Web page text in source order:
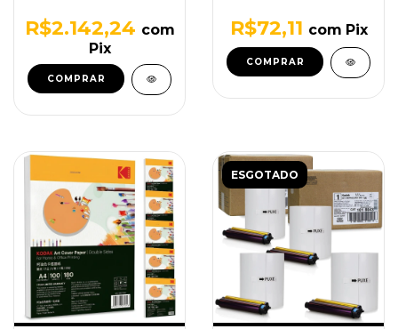
R$2.142,24 com
Pix
R$72,11 com Pix
ESGOTADO